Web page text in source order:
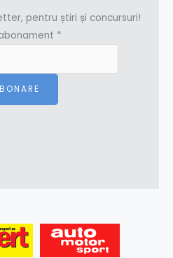
pentru știri și concursuri!
*